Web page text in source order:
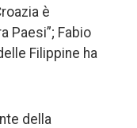
è
Paesi”; Fabio
Filippine ha
della